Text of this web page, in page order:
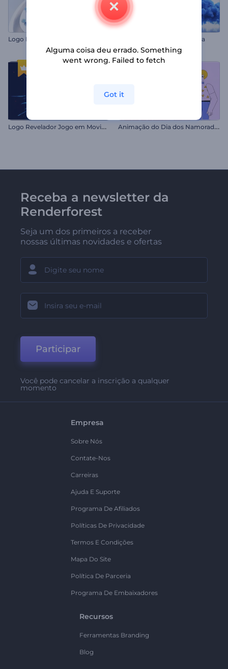
Logo Revelador Meia-Esfera Logo Explosão Multicolorida
L
ogo Revelador Jogo em Movimento A
nimação do Dia dos Namorados
Receba a newsletter da
Renderforest
Seja um dos primeiros a receber
nossas últimas novidades e ofertas
Participar
Você pode cancelar a inscrição a qualquer
momento
Empresa
Sobre Nós
Contate-Nos
Carreiras
Ajuda E Suporte
Programa De Afiliados
Políticas De Privacidade
Termos E Condições
Mapa Do Site
Política De Parceria
Programa De Embaixadores
Recursos
Ferramentas Branding
Blog
Alguma coisa deu errado. Something
went wrong. Failed to fetch
Got it